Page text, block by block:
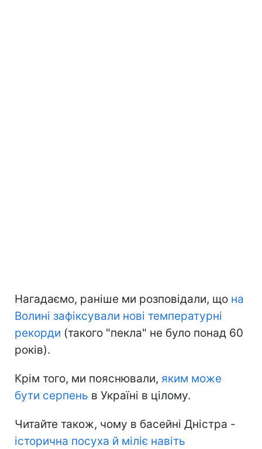
Нагадаємо, раніше ми розповідали, що на
Волині зафіксували нові температурні
рекорди (такого "пекла" не було понад 60
років).
Крім того, ми пояснювали, яким може
бути серпень в Україні в цілому.
Читайте також, чому в басейні Дністра -
історична посуха й міліє навіть